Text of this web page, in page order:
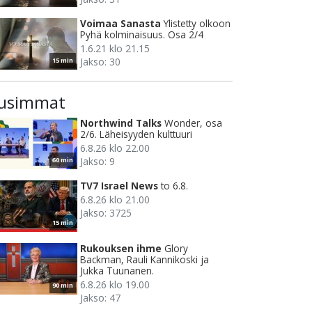
15 min
Voimaa Sanasta Ylistetty olkoon
Pyhä kolminaisuus. Osa 2/4
1.6.21 klo 21.15
Jakso: 30
60 min
Northwind Talks Wonder, osa
2/6. Läheisyyden kulttuuri
6.8.26 klo 22.00
Jakso: 9
15 min
TV7 Israel News to 6.8.
6.8.26 klo 21.00
Jakso: 3725
90 min
Rukouksen ihme Glory
Backman, Rauli Kannikoski ja
Jukka Tuunanen.
6.8.26 klo 19.00
Jakso: 47